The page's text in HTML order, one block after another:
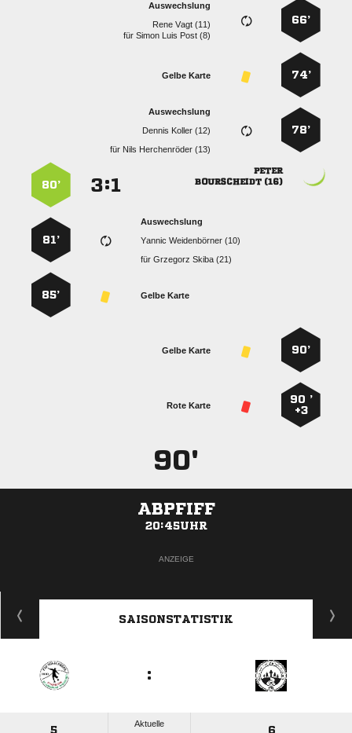
66’
Auswechslung
  
für   
74’
Gelbe Karte
78’
Auswechslung
  
für   

 
:
80’
Auswechslung
  
für  
81’
Gelbe Karte
85’
90’
Gelbe Karte
90 ’
+3
Rote Karte
90'
ABPFIFF
20:45UHR
ANZEIGE
SAISONSTATISTIK
:
5
Aktuelle
6